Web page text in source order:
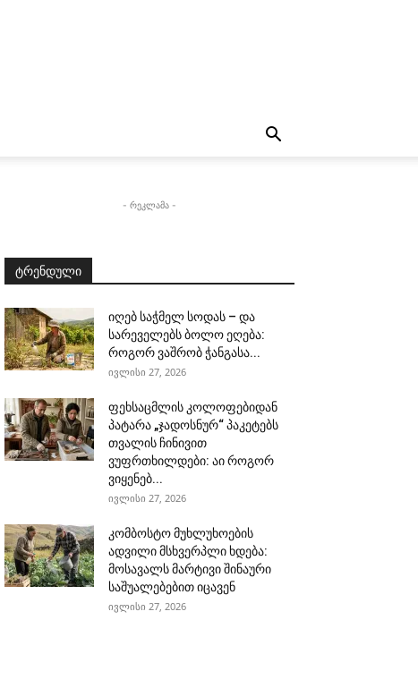
- რეკლამა -
ტრენდული
იღებ საჭმელ სოდას – და
სარეველებს ბოლო ეღება:
როგორ ვაშრობ ჭანგასა...
ივლისი 27, 2026
ფეხსაცმლის კოლოფებიდან
პატარა „ჯადოსნურ“ პაკეტებს
თვალის ჩინივით
ვუფრთხილდები: აი როგორ
ვიყენებ...
ივლისი 27, 2026
კომბოსტო მუხლუხოების
ადვილი მსხვერპლი ხდება:
მოსავალს მარტივი შინაური
საშუალებებით იცავენ
ივლისი 27, 2026